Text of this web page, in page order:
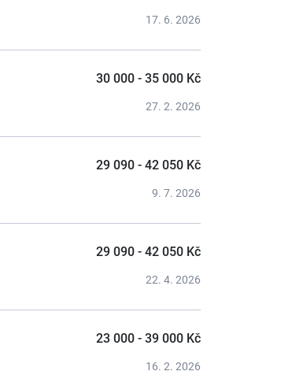
17. 6. 2026
30 000 - 35 000 Kč
27. 2. 2026
29 090 - 42 050 Kč
9. 7. 2026
29 090 - 42 050 Kč
22. 4. 2026
23 000 - 39 000 Kč
16. 2. 2026